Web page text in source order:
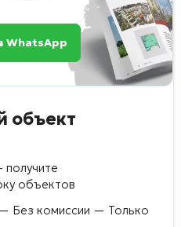
WhatsApp
объект
получите
объектов
Без комиссии — Только